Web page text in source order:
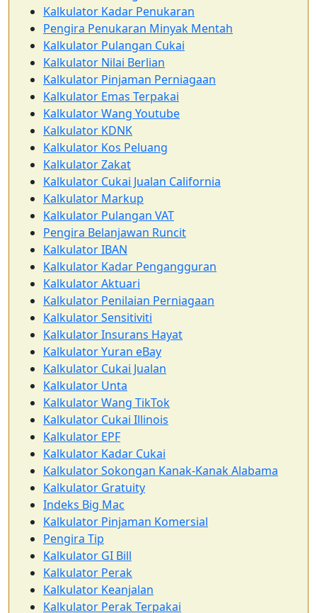
Kalkulator Kadar Penukaran
Pengira Penukaran Minyak Mentah
Kalkulator Pulangan Cukai
Kalkulator Nilai Berlian
Kalkulator Pinjaman Perniagaan
Kalkulator Emas Terpakai
Kalkulator Wang Youtube
Kalkulator KDNK
Kalkulator Kos Peluang
Kalkulator Zakat
Kalkulator Cukai Jualan California
Kalkulator Markup
Kalkulator Pulangan VAT
Pengira Belanjawan Runcit
Kalkulator IBAN
Kalkulator Kadar Pengangguran
Kalkulator Aktuari
Kalkulator Penilaian Perniagaan
Kalkulator Sensitiviti
Kalkulator Insurans Hayat
Kalkulator Yuran eBay
Kalkulator Cukai Jualan
Kalkulator Unta
Kalkulator Wang TikTok
Kalkulator Cukai Illinois
Kalkulator EPF
Kalkulator Kadar Cukai
Kalkulator Sokongan Kanak-Kanak Alabama
Kalkulator Gratuity
Indeks Big Mac
Kalkulator Pinjaman Komersial
Pengira Tip
Kalkulator GI Bill
Kalkulator Perak
Kalkulator Keanjalan
Kalkulator Perak Terpakai